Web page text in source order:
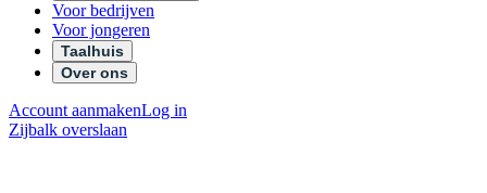
Voor bedrijven
Voor jongeren
Taalhuis
Over ons
Account aanmakenLog in
Zijbalk overslaan